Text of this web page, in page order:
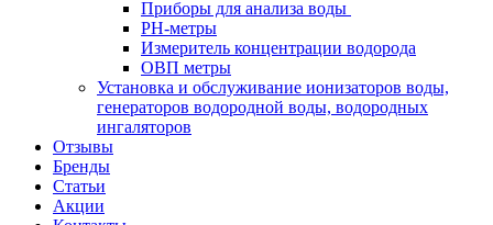
Приборы для анализа воды
PH-метры
Измеритель концентрации водорода
ОВП метры
Установка и обслуживание ионизаторов воды,
генераторов водородной воды, водородных
ингаляторов
Отзывы
Бренды
Статьи
Акции